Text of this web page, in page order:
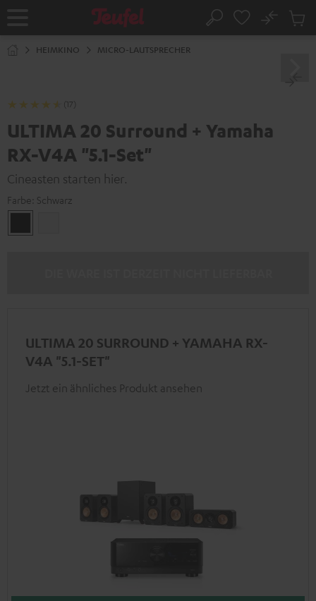
Startseite Suche
No
HEIMKINO MICRO-LAUTSPRECHER
(17)
ULTIMA 20 Surround + Yamaha
RX-V4A "5.1-Set"
Cineasten starten hier.
Farbe: Schwarz
ULTIMA 20 SURROUND + YAMAHA RX-
V4A "5.1-SET"
Jetzt ein ähnliches Produkt ansehen